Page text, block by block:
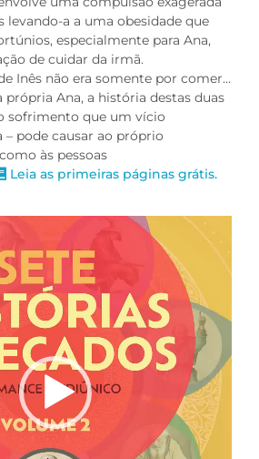
levando-a a uma obesidade que
especialmente para Ana,
de cuidar da irmã.
Inês não era somente por comer…
própria Ana, a história destas duas
sofrimento que um vício
– pode causar ao próprio
às pessoas
Leia as primeiras páginas grátis.